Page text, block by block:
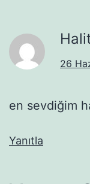
26
en sevdiğim
Yanıtla